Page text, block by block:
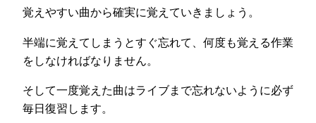
覚えやすい曲から確実に覚えていきましょう。
半端に覚えてしまうとすぐ忘れて、何度も覚える作業
をしなければなりません。
そして一度覚えた曲はライブまで忘れないように必ず
毎日復習します。